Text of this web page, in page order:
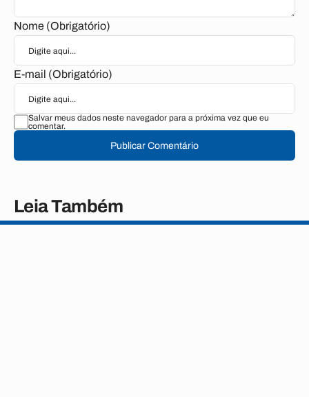
Nome (Obrigatório)
E-mail (Obrigatório)
Salvar meus dados neste navegador para a próxima vez que eu
comentar.
Publicar Comentário
Leia Também